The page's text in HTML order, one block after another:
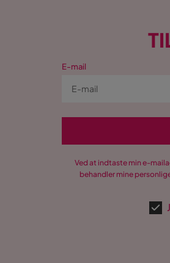
E-mail
Ved at indtaste min e-
behandler mine